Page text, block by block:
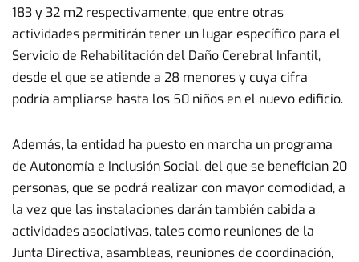
183 y 32 m2 respectivamente, que entre otras
actividades permitirán tener un lugar específico para el
Servicio de Rehabilitación del Daño Cerebral Infantil,
desde el que se atiende a 28 menores y cuya cifra
podría ampliarse hasta los 50 niños en el nuevo edificio.
Además, la entidad ha puesto en marcha un programa
de Autonomía e Inclusión Social, del que se benefician 20
personas, que se podrá realizar con mayor comodidad, a
la vez que las instalaciones darán también cabida a
actividades asociativas, tales como reuniones de la
Junta Directiva, asambleas, reuniones de coordinación,